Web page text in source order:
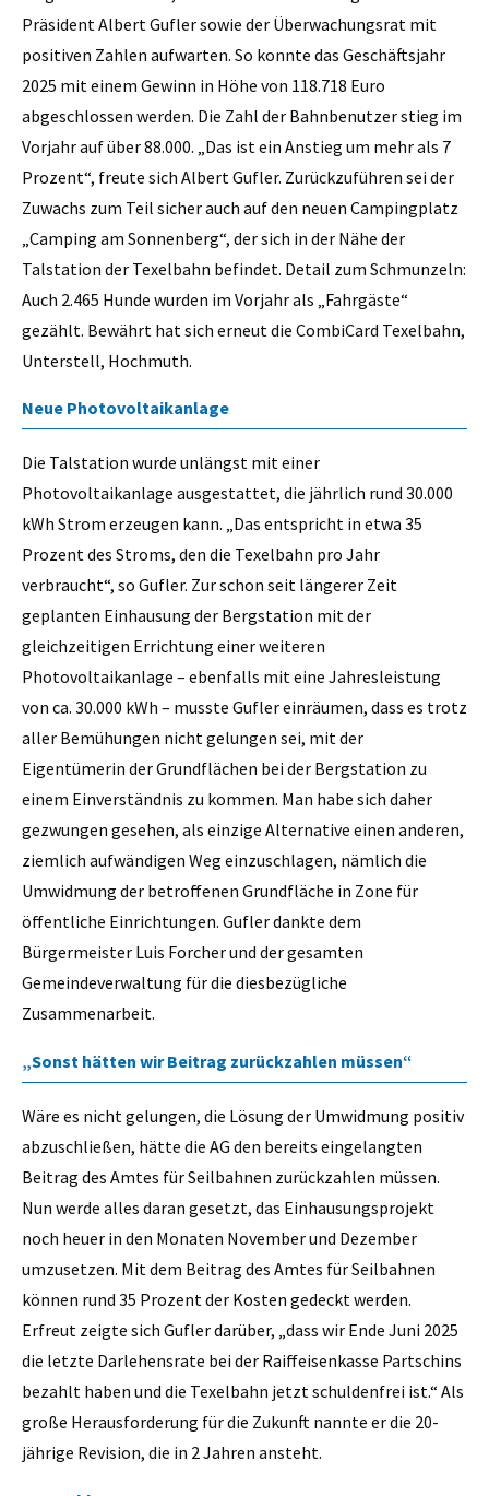
Präsident Albert Gufler sowie der Überwachungsrat mit
positiven Zahlen aufwarten. So konnte das Geschäftsjahr
2025 mit einem Gewinn in Höhe von 118.718 Euro
abgeschlossen werden. Die Zahl der Bahnbenutzer stieg im
Vorjahr auf über 88.000. „Das ist ein Anstieg um mehr als 7
Prozent“, freute sich Albert Gufler. Zurückzuführen sei der
Zuwachs zum Teil sicher auch auf den neuen Campingplatz
„Camping am Sonnenberg“, der sich in der Nähe der
Talstation der Texelbahn befindet. Detail zum Schmunzeln:
Auch 2.465 Hunde wurden im Vorjahr als „Fahrgäste“
gezählt. Bewährt hat sich erneut die CombiCard Texelbahn,
Unterstell, Hochmuth.
Neue Photovoltaikanlage
Die Talstation wurde unlängst mit einer
Photovoltaikanlage ausgestattet, die jährlich rund 30.000
kWh Strom erzeugen kann. „Das entspricht in etwa 35
Prozent des Stroms, den die Texelbahn pro Jahr
verbraucht“, so Gufler. Zur schon seit längerer Zeit
geplanten Einhausung der Bergstation mit der
gleichzeitigen Errichtung einer weiteren
Photovoltaikanlage – ebenfalls mit eine Jahresleistung
von ca. 30.000 kWh – musste Gufler einräumen, dass es trotz
aller Bemühungen nicht gelungen sei, mit der
Eigentümerin der Grundflächen bei der Bergstation zu
einem Einverständnis zu kommen. Man habe sich daher
gezwungen gesehen, als einzige Alternative einen anderen,
ziemlich aufwändigen Weg einzuschlagen, nämlich die
Umwidmung der betroffenen Grundfläche in Zone für
öffentliche Einrichtungen. Gufler dankte dem
Bürgermeister Luis Forcher und der gesamten
Gemeindeverwaltung für die diesbezügliche
Zusammenarbeit.
„Sonst hätten wir Beitrag zurückzahlen müssen“
Wäre es nicht gelungen, die Lösung der Umwidmung positiv
abzuschließen, hätte die AG den bereits eingelangten
Beitrag des Amtes für Seilbahnen zurückzahlen müssen.
Nun werde alles daran gesetzt, das Einhausungsprojekt
noch heuer in den Monaten November und Dezember
umzusetzen. Mit dem Beitrag des Amtes für Seilbahnen
können rund 35 Prozent der Kosten gedeckt werden.
Erfreut zeigte sich Gufler darüber, „dass wir Ende Juni 2025
die letzte Darlehensrate bei der Raiffeisenkasse Partschins
bezahlt haben und die Texelbahn jetzt schuldenfrei ist.“ Als
große Herausforderung für die Zukunft nannte er die 20-
jährige Revision, die in 2 Jahren ansteht.